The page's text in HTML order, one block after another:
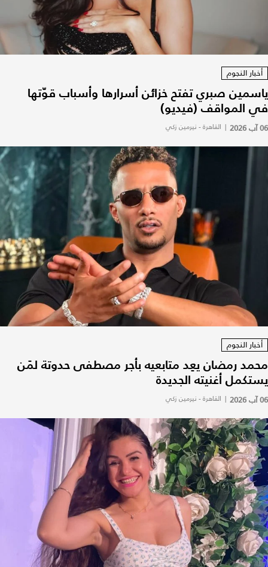
أخبار النجوم
ياسمين صبري تفتح خزائن أسرارها وأسباب قوّتها
في المواقف (فيديو)
06 آب 2026 | القاهرة - نيرمين زكي
أخبار النجوم
محمد رمضان يعِد متابعيه بأجر مصطفى حدوتة لمَن
يستكمل أغنيته الجديدة
06 آب 2026 | القاهرة - نيرمين زكي